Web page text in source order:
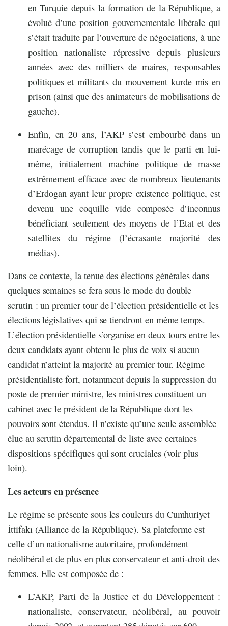
en Turquie depuis la formation de la République, a
évolué d’une position gouvernementale libérale qui
s’était traduite par l’ouverture de négociations, à une
position nationaliste répressive depuis plusieurs
années avec des milliers de maires, responsables
politiques et militants du mouvement kurde mis en
prison (ainsi que des animateurs de mobilisations de
gauche).
Enfin, en 20 ans, l’AKP s’est embourbé dans un
marécage de corruption tandis que le parti en lui-
même, initialement machine politique de masse
extrêmement efficace avec de nombreux lieutenants
d’Erdogan ayant leur propre existence politique, est
devenu une coquille vide composée d’inconnus
bénéficiant seulement des moyens de l’Etat et des
satellites du régime (l’écrasante majorité des
médias).
Dans ce contexte, la tenue des élections générales dans
quelques semaines se fera sous le mode du double
scrutin : un premier tour de l’élection présidentielle et les
élections législatives qui se tiendront en même temps.
L’élection présidentielle s’organise en deux tours entre les
deux candidats ayant obtenu le plus de voix si aucun
candidat n’atteint la majorité au premier tour. Régime
présidentialiste fort, notamment depuis la suppression du
poste de premier ministre, les ministres constituent un
cabinet avec le président de la République dont les
pouvoirs sont étendus. Il n’existe qu’une seule assemblée
élue au scrutin départemental de liste avec certaines
dispositions spécifiques qui sont cruciales(voir plus
loin).
Les acteurs en présence
Le régime se présente sous les couleurs du Cumhuriyet
İttifakı (Alliance de la République). Sa plateforme est
celle d’un nationalisme autoritaire, profondément
néolibéral et de plus en plus conservateur et anti-droit des
femmes. Elle est composée de :
L’AKP, Parti de la Justice et du Développement :
nationaliste, conservateur, néolibéral, au pouvoir